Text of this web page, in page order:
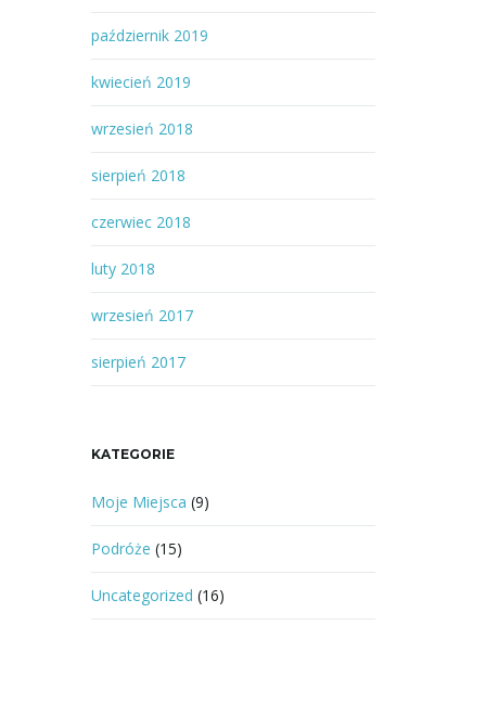
październik 2019
kwiecień 2019
wrzesień 2018
sierpień 2018
czerwiec 2018
luty 2018
wrzesień 2017
sierpień 2017
KATEGORIE
Moje Miejsca (9)
Podróże (15)
Uncategorized (16)